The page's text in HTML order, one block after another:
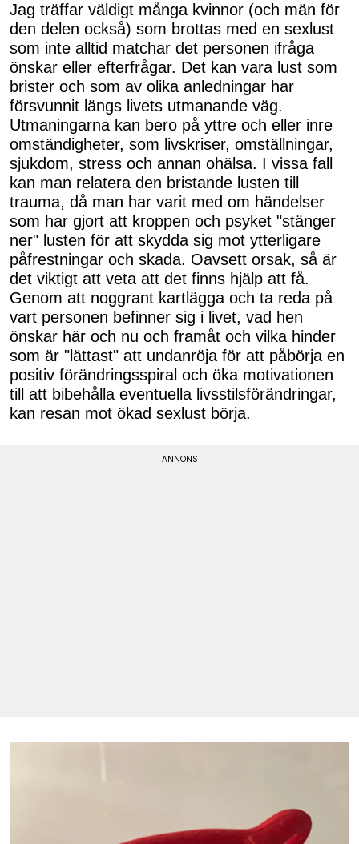
Jag träffar väldigt många kvinnor (och män för
den delen också) som brottas med en sexlust
som inte alltid matchar det personen ifråga
önskar eller efterfrågar. Det kan vara lust som
brister och som av olika anledningar har
försvunnit längs livets utmanande väg.
Utmaningarna kan bero på yttre och eller inre
omständigheter, som livskriser, omställningar,
sjukdom, stress och annan ohälsa. I vissa fall
kan man relatera den bristande lusten till
trauma, då man har varit med om händelser
som har gjort att kroppen och psyket "stänger
ner" lusten för att skydda sig mot ytterligare
påfrestningar och skada. Oavsett orsak, så är
det viktigt att veta att det finns hjälp att få.
Genom att noggrant kartlägga och ta reda på
vart personen befinner sig i livet, vad hen
önskar här och nu och framåt och vilka hinder
som är "lättast" att undanröja för att påbörja en
positiv förändringsspiral och öka motivationen
till att bibehålla eventuella livsstilsförändringar,
kan resan mot ökad sexlust börja.